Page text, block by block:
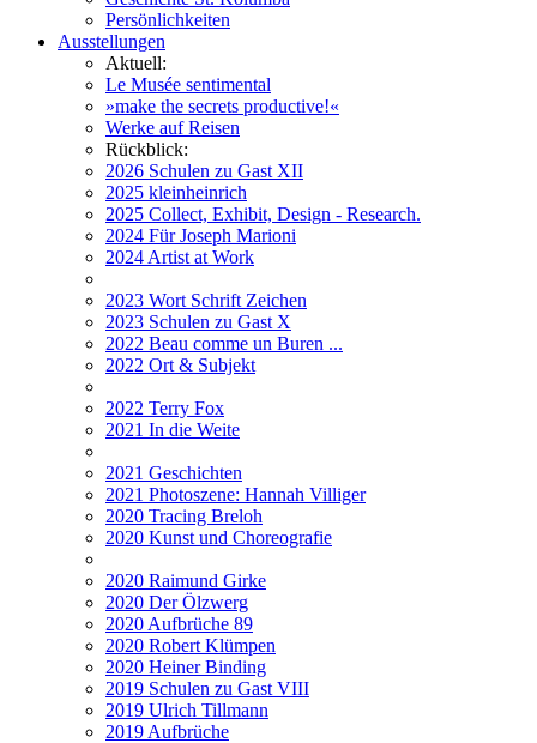
Persönlichkeiten
Ausstellungen
Aktuell:
Le Musée sentimental
»make the secrets productive!«
Werke auf Reisen
Rückblick:
2026 Schulen zu Gast XII
2025 kleinheinrich
2025 Collect, Exhibit, Design - Research.
2024 Für Joseph Marioni
2024 Artist at Work
2023 Wort Schrift Zeichen
2023 Schulen zu Gast X
2022 Beau comme un Buren ...
2022 Ort & Subjekt
2022 Terry Fox
2021 In die Weite
2021 Geschichten
2021 Photoszene: Hannah Villiger
2020 Tracing Breloh
2020 Kunst und Choreografie
2020 Raimund Girke
2020 Der Ölzwerg
2020 Aufbrüche 89
2020 Robert Klümpen
2020 Heiner Binding
2019 Schulen zu Gast VIII
2019 Ulrich Tillmann
2019 Aufbrüche